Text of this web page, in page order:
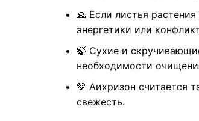
🙏 Если листья
энергетики или
🍃 Сухие и
необходимости
💚 Аихризон считается
свежесть.